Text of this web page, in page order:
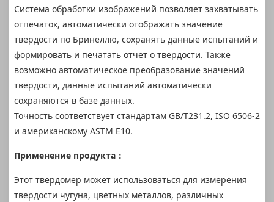
Система обработки изображений позволяет захватывать
отпечаток, автоматически отображать значение
твердости по Бринеллю, сохранять данные испытаний и
формировать и печатать отчет о твердости. Также
возможно автоматическое преобразование значений
твердости, данные испытаний автоматически
сохраняются в базе данных.
Точность соответствует стандартам GB/T231.2, ISO 6506-2
и американскому ASTM E10.
Применение продукта：
Этот твердомер может использоваться для измерения
твердости чугуна, цветных металлов, различных